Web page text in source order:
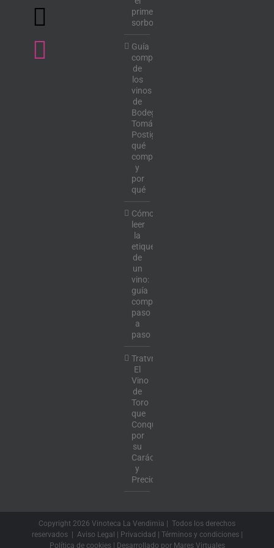
primer
sorbo
Guía
completa
de
los
vinos
de
Bodega
Tomás
Postigo:
qué
comprar
y
por
qué
Cómo
leer
la
etiqueta
de
un
vino:
guía
completa
paso
a
paso
Tratvm:
El
Vino
de
Toro
que
Conquista
por
su
Carácter
y
Precio
Copyright 2026 Vinoteca La Vendimia | Todos los derechos
reservados | Aviso Legal Privacidad Términos y condiciones|
Política de cookies| Desarrollado por Mares Virtuales